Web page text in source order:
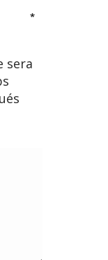
sera
*